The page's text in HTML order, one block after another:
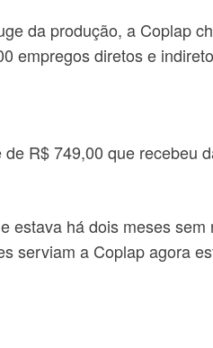
da produção, a Coplap
empregos diretos e
R$ 749,00 que recebeu
há dois meses
serviam a Coplap agora